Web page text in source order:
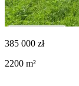
385 000 zł
2200 m²